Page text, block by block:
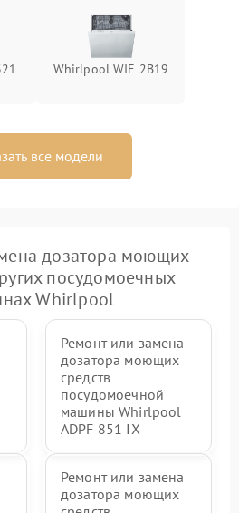
Whirlpool WIE 2B19
все модели
дозатора моющих
посудомоечных
Whirlpool
Ремонт или замена
дозатора моющих
средств
посудомоечной
машины Whirlpool
ADPF 851 IX
Ремонт или замена
дозатора моющих